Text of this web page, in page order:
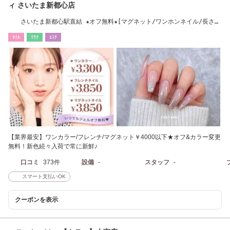
ィ さいたま新都心店
さいたま新都心駅直結 ★オフ無料★[マグネット/ワンホンネイル/長さだ
ﾈｲﾙ ﾘﾗｸ ｴｽﾃ
【業界最安】ワンカラー/フレンチ/マグネット￥4000以下★オフ&カラー変更
無料！新色続々入荷で常に新鮮♪
口コミ 373件 設備 - スタッフ -
スマート支払いOK
クーポンを表示